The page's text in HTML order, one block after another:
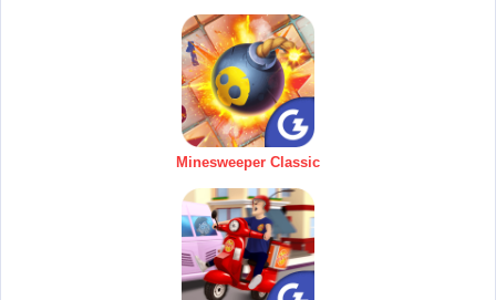
Minesweeper Classic